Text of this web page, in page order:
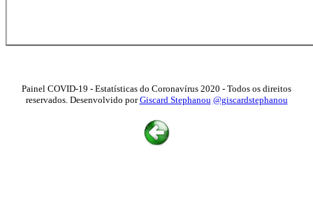
Painel COVID-19 - Estatísticas do Coronavírus 2020 - Todos os direitos
reservados. Desenvolvido porGiscard Stephanou @giscardstephanou